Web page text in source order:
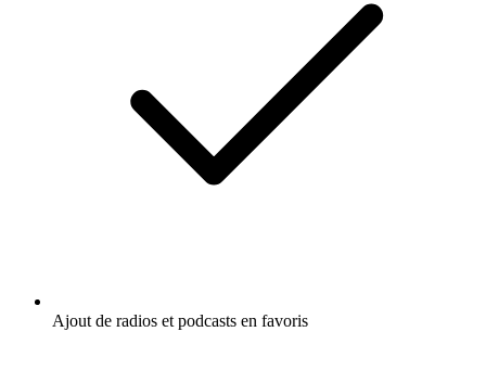
Ajout de radios et podcasts en favoris